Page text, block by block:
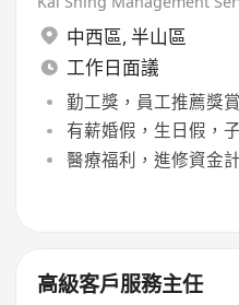
中西區, 半山區
工作日面議
勤工獎，員工推薦獎
有薪婚假，生日假，
醫療福利，進修資金
高級客戶服務主任